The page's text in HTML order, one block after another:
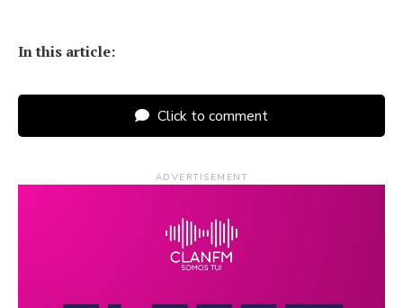
In this article:
Click to comment
ADVERTISEMENT